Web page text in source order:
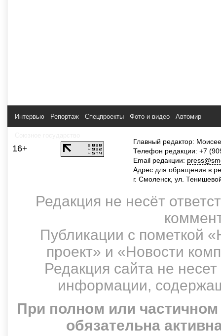
Интервью Репортаж Спецпроекты Фото и видео Автомир
16+
Главный редактор:
Телефон редакции: +7
Email редакции:
Адрес для обращения в
г. Смоленск, ул.
Редакция не несёт
Публикации с пометкой
проект» и «Новости
Редакция сайта не
информации,
При полном или
обязательна